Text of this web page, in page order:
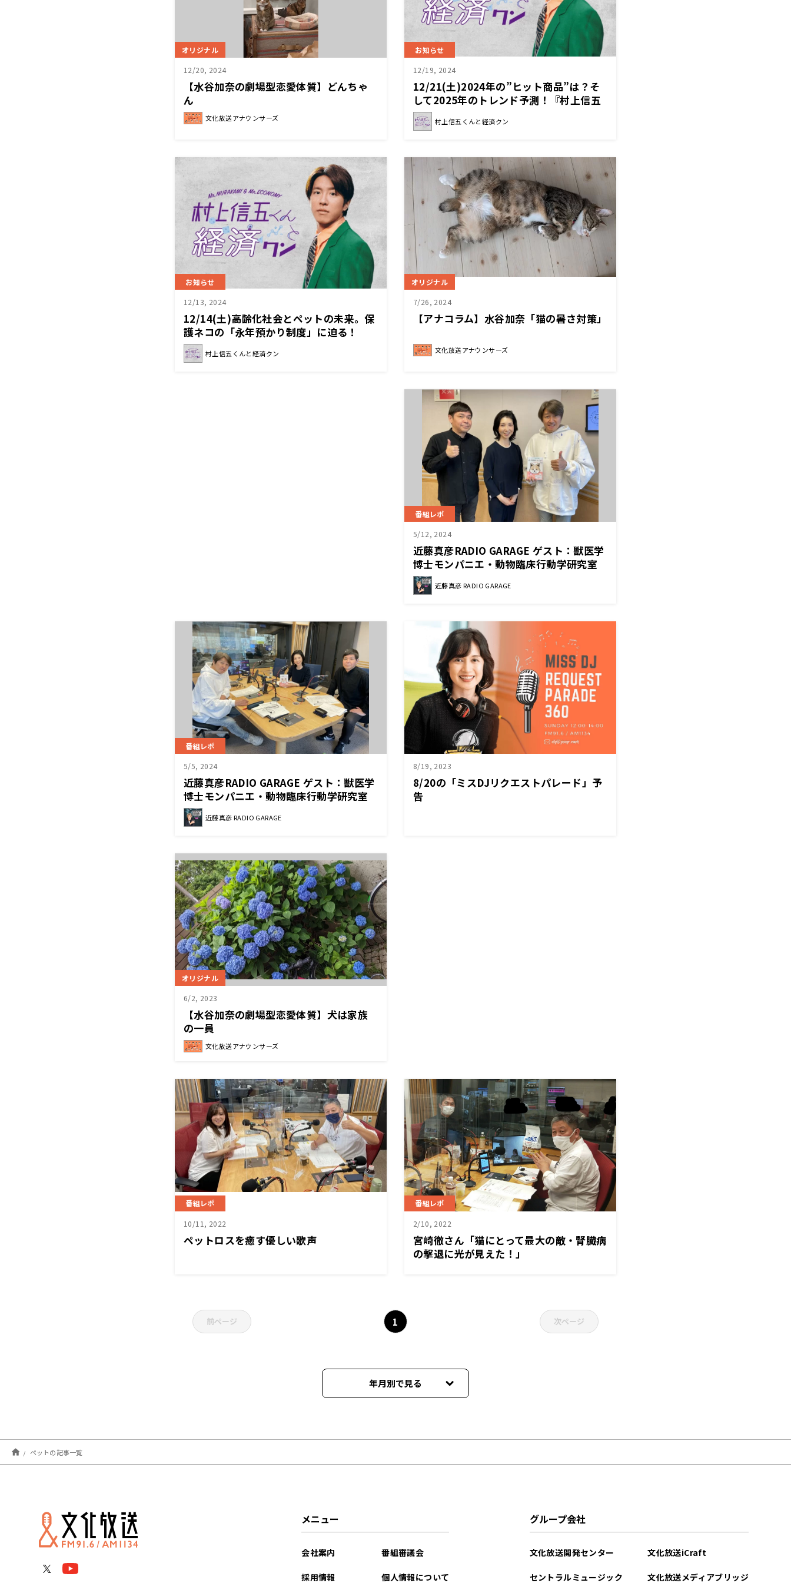
オリジナル
12/20, 2024
【水谷加奈の劇場型恋愛体質】どんちゃ
ん
文化放送アナウンサーズ
お知らせ
12/19, 2024
12/21(土)2024年の”ヒット商品”は？そ
して2025年のトレンド予測！『村上信五
くんと経済クン』
村上信五くんと経済クン
お知らせ
12/13, 2024
12/14(土)高齢化社会とペットの未来。保
護ネコの「永年預かり制度」に迫る！
『村上信五くんと経済クン』
村上信五くんと経済クン
オリジナル
7/26, 2024
【アナコラム】水谷加奈「猫の暑さ対策」
文化放送アナウンサーズ
番組レポ
5/12, 2024
近藤真彦RADIO GARAGE ゲスト：獣医学
博士モンパニエ・動物臨床行動学研究室
茂木千恵さん②
近藤真彦 RADIO GARAGE
番組レポ
5/5, 2024
近藤真彦RADIO GARAGE ゲスト：獣医学
博士モンパニエ・動物臨床行動学研究室
茂木千恵さん①
近藤真彦 RADIO GARAGE
8/19, 2023
8/20の「ミスDJリクエストパレード」予
告
オリジナル
6/2, 2023
【水谷加奈の劇場型恋愛体質】犬は家族
の一員
文化放送アナウンサーズ
番組レポ
10/11, 2022
ペットロスを癒す優しい歌声
番組レポ
2/10, 2022
宮崎徹さん「猫にとって最大の敵・腎臓病
の撃退に光が見えた！」
前ページ 1 次ページ
年月別で見る
2023年06月
2022年10月
ペットの記事一覧
メニュー
会社案内
採用情報
番組審議会
個人情報について
グループ会社
文化放送開発センター
セントラルミュージック
文化放送iCraft
文化放送メディアブリッジ